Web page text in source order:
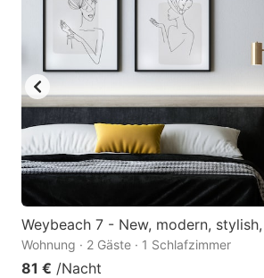
Weybeach 7 - New, modern,
Wohnung · 2 Gäste · 1 Schlafzimmer
81 € /Nacht